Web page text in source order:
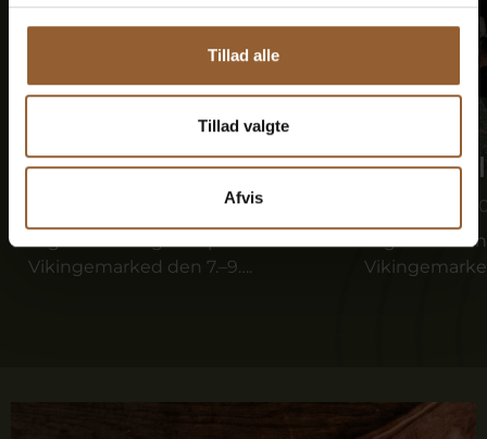
Tillad alle
Tillad valgte
Afvis
Bork Vikingemarked
Tag med vikingerne på Bork
Vikingemarked den 7.–9….
Bork
9. august kl.
Tag med